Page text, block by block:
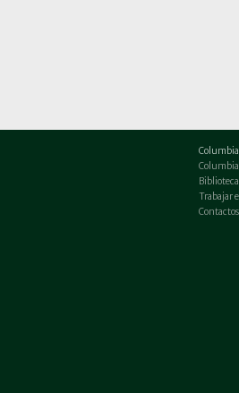
Columbia
Columbia
Biblioteca
Trabajar
Contactos